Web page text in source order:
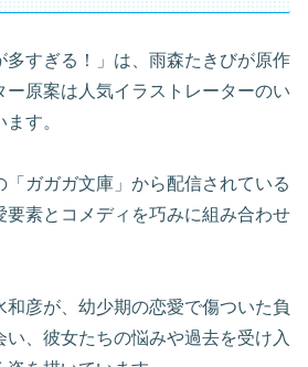
多すぎる！」は、雨森たきびが原作
ー原案は人気イラストレーターのい
す。
「ガガガ文庫」から配信されている
要素とコメディを巧みに組み合わせ
彦が、幼少期の恋愛で傷ついた負
い、彼女たちの悩みや過去を受け入